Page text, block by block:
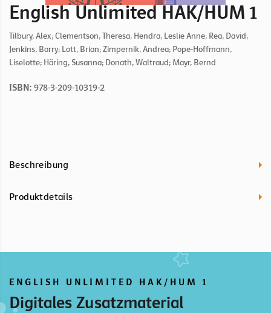
English Unlimited HAK/HUM 1
Tilbury, Alex; Clementson, Theresa; Hendra, Leslie Anne; Rea, David;
Jenkins, Barry; Lott, Brian; Zimpernik, Andrea; Pope-Hoffmann,
Liselotte; Häring, Susanna; Donath, Waltraud; Mayr, Bernd
ISBN: 978-3-209-10319-2
Beschreibung
Produktdetails
ENGLISH UNLIMITED HAK/HUM 1
Digitales Zusatzmaterial